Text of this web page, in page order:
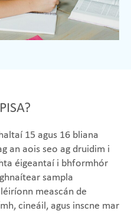
15 agus 16 bliana
an aois seo ag druidim i
éigeantaí i bhformhór
sampla
meascán de
cineáil, agus inscne mar